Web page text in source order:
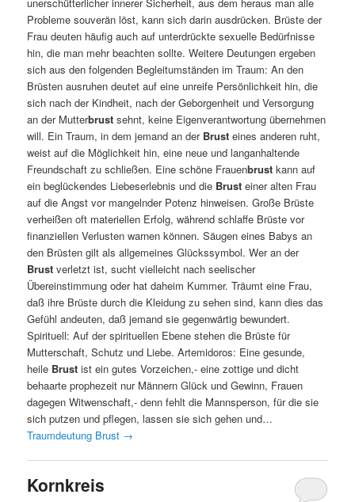
Probleme souverän löst, kann sich darin ausdrücken. Brüste der
Frau deuten häufig auch auf unterdrückte sexuelle Bedürfnisse
hin, die man mehr beachten sollte. Weitere Deutungen ergeben
sich aus den folgenden Begleitumständen im Traum: An den
Brüsten ausruhen deutet auf eine unreife Persönlichkeit hin, die
sich nach der Kindheit, nach der Geborgenheit und Versorgung
an der Mutterbrust sehnt, keine Eigenverantwortung übernehmen
will. Ein Traum, in dem jemand an der Brust eines anderen ruht,
weist auf die Möglichkeit hin, eine neue und langanhaltende
Freundschaft zu schließen. Eine schöne Frauenbrust kann auf
ein beglückendes Liebeserlebnis und die Brust einer alten Frau
auf die Angst vor mangelnder Potenz hinweisen. Große Brüste
verheißen oft materiellen Erfolg, während schlaffe Brüste vor
finanziellen Verlusten warnen können. Säugen eines Babys an
den Brüsten gilt als allgemeines Glückssymbol. Wer an der
Brust verletzt ist, sucht vielleicht nach seelischer
Übereinstimmung oder hat daheim Kummer. Träumt eine Frau,
daß ihre Brüste durch die Kleidung zu sehen sind, kann dies das
Gefühl andeuten, daß jemand sie gegenwärtig bewundert.
Spirituell: Auf der spirituellen Ebene stehen die Brüste für
Mutterschaft, Schutz und Liebe. Artemidoros: Eine gesunde,
heile Brust ist ein gutes Vorzeichen,- eine zottige und dicht
behaarte prophezeit nur Männern Glück und Gewinn, Frauen
dagegen Witwenschaft,- denn fehlt die Mannsperson, für die sie
sich putzen und pflegen, lassen sie sich gehen und…
Traumdeutung Brust →
Kornkreis